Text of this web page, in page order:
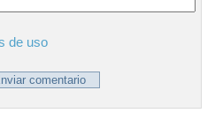
de uso